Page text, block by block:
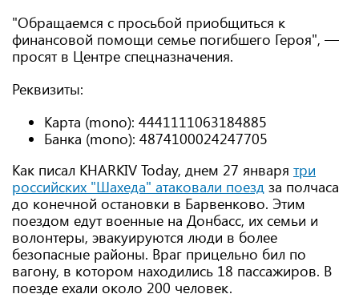
"Обращаемся с просьбой приобщиться к
финансовой помощи семье погибшего Героя", —
просят в Центре спецназначения.
Реквизиты:
Карта (mono): 4441111063184885
Банка (mono): 4874100024247705
Как писал KHARKIV Today, днем ​​27 января три
российских "Шахеда" атаковали поезд за полчаса
до конечной остановки в Барвенково. Этим
поездом едут военные на Донбасс, их семьи и
волонтеры, эвакуируются люди в более
безопасные районы. Враг прицельно бил по
вагону, в котором находились 18 пассажиров. В
поезде ехали около 200 человек.